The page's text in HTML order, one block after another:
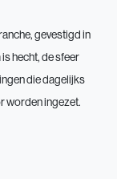
gevestigd in
hecht, de sfeer
die dagelijks
worden ingezet.